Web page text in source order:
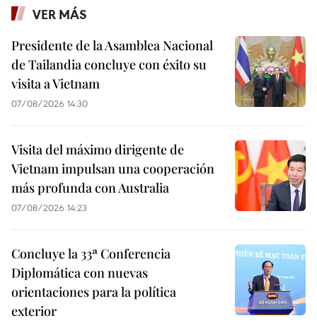
VER MÁS
Presidente de la Asamblea Nacional
de Tailandia concluye con éxito su
visita a Vietnam
07/08/2026 14:30
Visita del máximo dirigente de
Vietnam impulsan una cooperación
más profunda con Australia
07/08/2026 14:23
Concluye la 33ª Conferencia
Diplomática con nuevas
orientaciones para la política
exterior